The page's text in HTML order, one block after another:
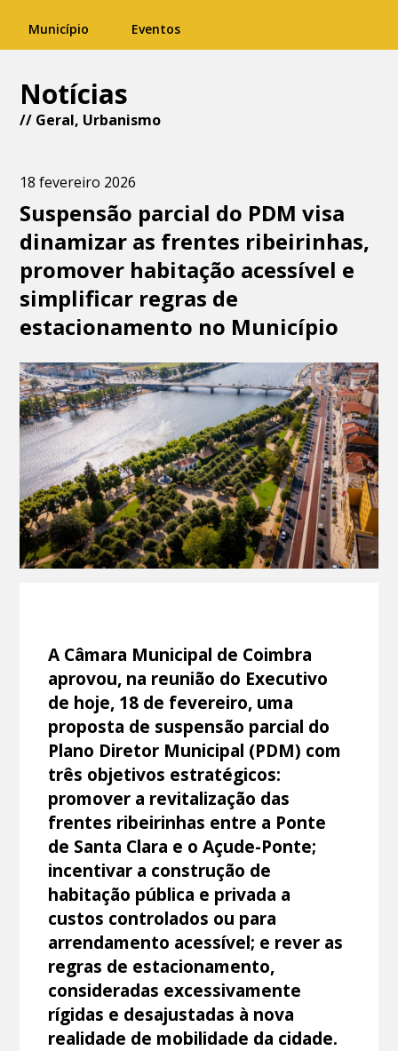
Município Eventos
Notícias
// Geral, Urbanismo
18 fevereiro 2026
Suspensão parcial do PDM visa
dinamizar as frentes ribeirinhas,
promover habitação acessível e
simplificar regras de
estacionamento no Município
A Câmara Municipal de Coimbra
aprovou, na reunião do Executivo
de hoje, 18 de fevereiro, uma
proposta de suspensão parcial do
Plano Diretor Municipal (PDM) com
três objetivos estratégicos:
promover a revitalização das
frentes ribeirinhas entre a Ponte
de Santa Clara e o Açude-Ponte;
incentivar a construção de
habitação pública e privada a
custos controlados ou para
arrendamento acessível; e rever as
regras de estacionamento,
consideradas excessivamente
rígidas e desajustadas à nova
realidade de mobilidade da cidade.